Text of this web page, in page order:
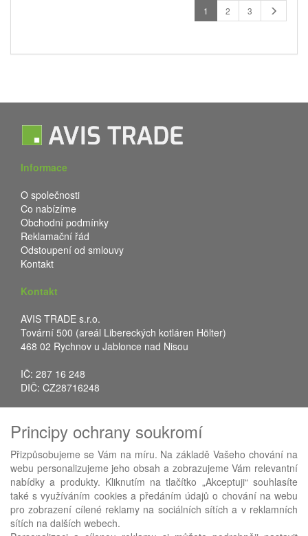
1 2 3
Informace
O společnosti
Co nabízíme
Obchodní podmínky
Reklamační řád
Odstoupení od smlouvy
Kontakt
Kontakt
AVIS TRADE s.r.o.
Tovární 500 (areál Libereckých kotláren Hölter)
468 02 Rychnov u Jablonce nad Nisou
IČ: 287 16 248
DIČ: CZ28716248
Fax: +420 483 034 590
E-mail:info@avistrade.cz
Web:www.avistrade.cz
Principy ochrany soukromí
Přizpůsobujeme se Vám na míru. Na základě Vašeho chování na
webu personalizujeme jeho obsah a zobrazujeme Vám relevantní
nabídky a produkty. Kliknutím na tlačítko „Akceptuji“ souhlasíte
také s využíváním cookies a předáním údajů o chování na webu
pro zobrazení cílené reklamy na sociálních sítích a v reklamních
sítích na dalších webech.